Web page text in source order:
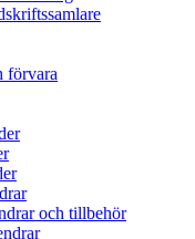
förvara
och tillbehör